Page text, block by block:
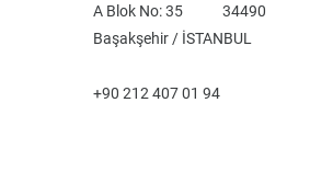
A Blok No: 35 ​34490
Başakşehir / İSTANBUL
+90 212 407 01 94